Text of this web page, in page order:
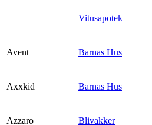
Vitusapotek
Avent Barnas Hus
Axxkid Barnas Hus
Azzaro Blivakker